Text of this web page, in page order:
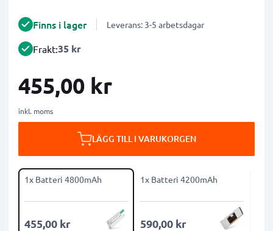
Finns i lager Leverans: 3-5 arbetsdagar
Frakt:35 kr
455,00 kr
inkl. moms
LÄGG TILL I VARUKORGEN
1x Batteri 4800mAh
455,00 kr
1x Batteri 4200mAh
590,00 kr